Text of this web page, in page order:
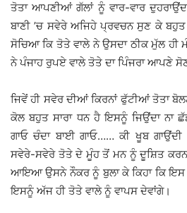
ਤੋਤਾ ਆਪਣੀਆਂ ਗੱਲਾਂ ਨੂੰ ਵਾਰ-ਵਾਰ
ਬਾਣੀ ’ਚ ਸਵੇਰੇ ਅਜਿਹੇ ਪ੍ਰਵਚਨ ਸੁਣ ਕੇ
ਸੋਚਿਆ ਕਿ ਤੋਤੇ ਵਾਲੇ ਨੇ ਉਸਦਾ ਠੀਕ ਮੁੱਲ ਹੀ
ਨੇ ਪੰਜਾਹ ਰੁਪਏ ਵਾਲੇ ਤੋਤੇ ਦਾ ਪਿੰਜਰਾ ਆਪਣੇ
ਜਿਵੇਂ ਹੀ ਸਵੇਰ ਦੀਆਂ ਕਿਰਨਾਂ ਫੁੱਟੀਆਂ ਤੋਤਾ
ਕੋਲ ਬਹੁਤ ਸਾਰਾ ਧਨ ਹੈ ਇਸਨੂੰ ਜਿਉਂਦਾ ਨਾ
ਗਾਓ ਚੰਦਾ ਬਾਈ ਗਾਓ…… ਕੀ ਖੂਬ
ਸਵੇਰੇ-ਸਵੇਰੇ ਤੋਤੇ ਦੇ ਮੂੰਹ ਤੋਂ ਮਨ ਨੂੰ ਦੂਸ਼ਿਤ
ਆਇਆ ਉਸਨੇ ਨੌਕਰ ਨੂੰ ਬੁਲਾ ਕੇ ਕਿਹਾ ਕਿ
ਇਸਨੂੰ ਅੱਜ ਹੀ ਤੋਤੇ ਵਾਲੇ ਨੂੰ ਵਾਪਸ ਦੇਵਾਂਗੇ।